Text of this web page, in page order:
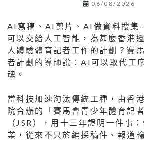
06/08/2026
AI寫稿、AI剪片、AI做資料搜集
可以交給人工智能，為甚麼香港
人體驗體育記者工作的計劃？賽
者計劃的導師說：AI可以取代工
魂。
當科技加速淘汰傳統工種，由香
院合辦的「賽馬會青少年體育記者
（JSR），用十三年證明一件事
業，從來不只於編採稿件、報道輸